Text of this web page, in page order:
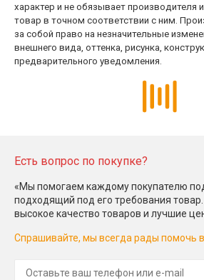
характер и не обязывает производителя
товар в точном соответствии с ним.
за собой право на незначительные
внешнего вида, оттенка, рисунка,
предварительного уведомления.
Есть вопрос по покупке?
«Мы помогаем каждому покупателю
подходящий под его требования
высокое качество товаров и лучшие
Спрашивайте, мы всегда рады помочь